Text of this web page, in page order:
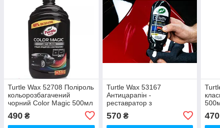
Turtle Wax 52708 Поліроль
кольорозбагачений
чорний Color Magic 500мл
490 ₴
Turtle Wax 53167
Антицарапін -
реставратор з
компаундом 207 мл. EN.
NEW
570₴ 470